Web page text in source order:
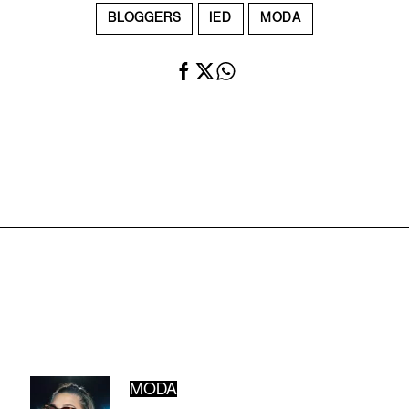
BLOGGERS IED MODA
MODA